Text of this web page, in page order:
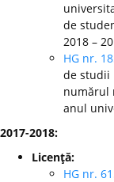
de
2018 –
HG nr.
de studii
numărul
anul
2017-2018:
Licenţă:
HG nr.